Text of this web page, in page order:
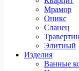
Мрамор
Оникс
Сланец
Травертин
Элитный
Изделия
Ванные